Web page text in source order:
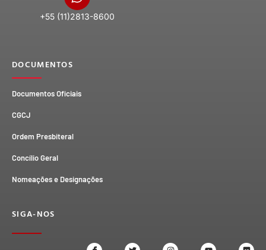
+55 (11)2813-8600
DOCUMENTOS
Documentos Oficiais
CGCJ
Ordem Presbiteral
Concílio Geral
Nomeações e Designações
SIGA-NOS